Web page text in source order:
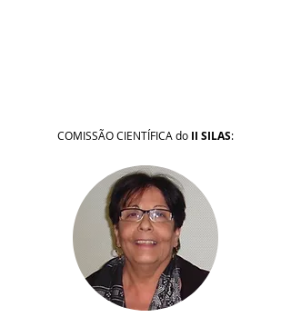
COMISSÃO CIENTÍFICA do II SILAS: